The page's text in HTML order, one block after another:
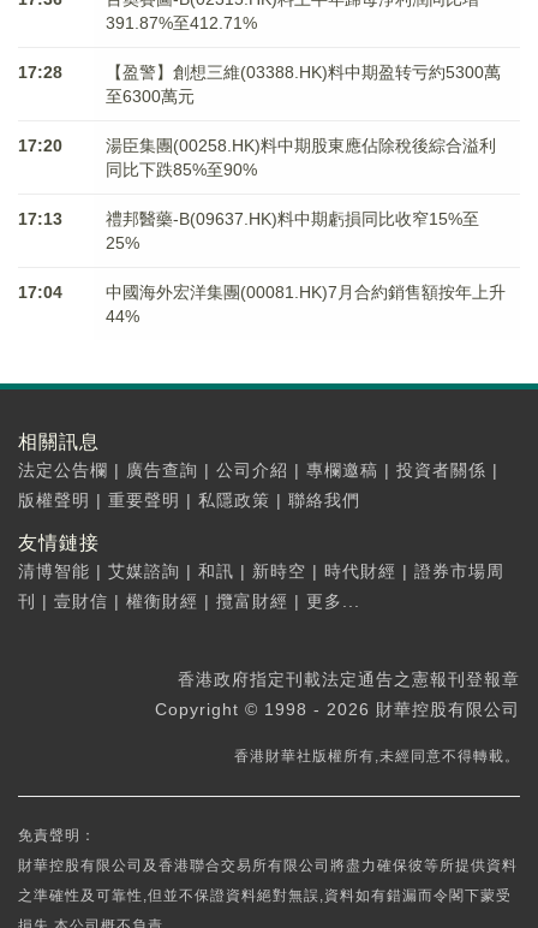
391.87%至412.71%
17:28
【盈警】創想三維(03388.HK)料中期盈转亏約5300萬
至6300萬元
17:20
湯臣集團(00258.HK)料中期股東應佔除稅後綜合溢利
同比下跌85%至90%
17:13
禮邦醫藥-B(09637.HK)料中期虧損同比收窄15%至
25%
17:04
中國海外宏洋集團(00081.HK)7月合約銷售額按年上升
44%
相關訊息
法定公告欄 | 廣告查詢 | 公司介紹 | 專欄邀稿 | 投資者關係 |
版權聲明 | 重要聲明 | 私隱政策 | 聯絡我們
友情鏈接
清博智能 | 艾媒諮詢 | 和訊 | 新時空 | 時代財經 | 證券市場周
刊
| 壹財信 | 權衡財經 | 攬富財經 | 更多...
香港政府指定刊載法定通告之憲報刊登報章
Copyright © 1998 - 2026 財華控股有限公司
香港財華社版權所有,未經同意不得轉載。
免責聲明：
財華控股有限公司及香港聯合交易所有限公司將盡力確保彼等所提供資料
之準確性及可靠性,但並不保證資料絕對無誤,資料如有錯漏而令閣下蒙受